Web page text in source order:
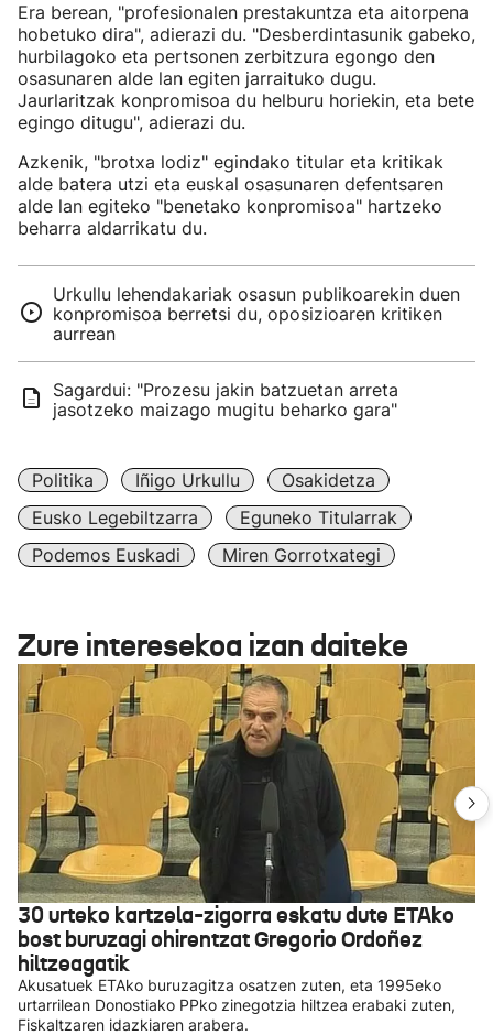
Era berean, "profesionalen prestakuntza eta aitorpena
hobetuko dira", adierazi du. "Desberdintasunik gabeko,
hurbilagoko eta pertsonen zerbitzura egongo den
osasunaren alde lan egiten jarraituko dugu.
Jaurlaritzak konpromisoa du helburu horiekin, eta bete
egingo ditugu", adierazi du.
Azkenik, "brotxa lodiz" egindako titular eta kritikak
alde batera utzi eta euskal osasunaren defentsaren
alde lan egiteko "benetako konpromisoa" hartzeko
beharra aldarrikatu du.
Urkullu lehendakariak osasun publikoarekin duen
konpromisoa berretsi du, oposizioaren kritiken
aurrean
Sagardui: "Prozesu jakin batzuetan arreta
jasotzeko maizago mugitu beharko gara"
Politika Iñigo Urkullu
Osakidetza
Eusko Legebiltzarra
Eguneko Titularrak
Podemos Euskadi
Miren Gorrotxategi
Zure interesekoa izan daiteke
30 urteko kartzela-zigorra eskatu dute ETAko
bost buruzagi ohirentzat Gregorio Ordoñez
hiltzeagatik
Akusatuek ETAko buruzagitza osatzen zuten, eta 1995eko
urtarrilean Donostiako PPko zinegotzia hiltzea erabaki zuten,
Fiskaltzaren idazkiaren arabera.